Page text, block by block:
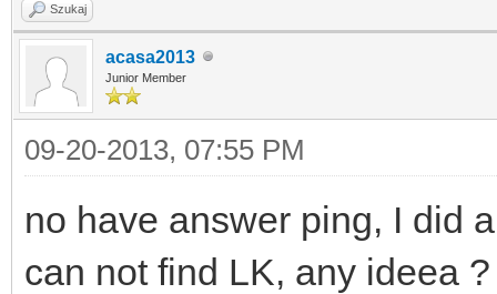
Szukaj
acasa2013
Junior Member
09-20-2013, 07:55 PM
no have answer ping, I did
can not find LK, any ideea ?